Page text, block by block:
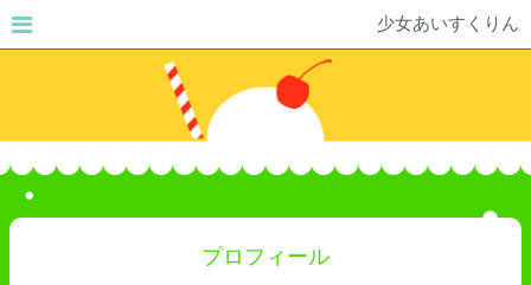
少女あいすくりん
プロフィール